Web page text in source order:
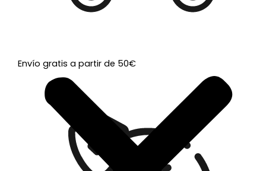
Envío gratis a partir de 50€